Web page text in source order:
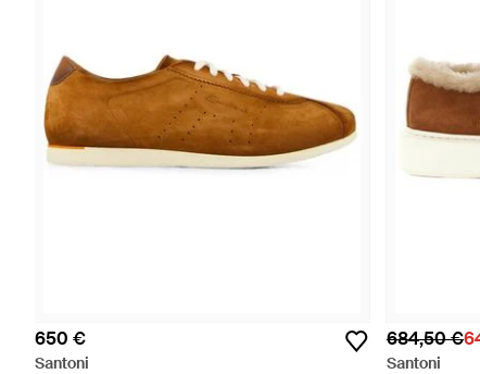
650 €
Santoni
684,50 €
Santoni